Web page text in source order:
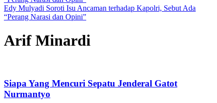
Edy Mulyadi Soroti Isu Ancaman terhadap Kapolri, Sebut Ada
“Perang Narasi dan Opini”
Arif Minardi
Siapa Yang Mencuri Sepatu Jenderal Gatot
Nurmantyo